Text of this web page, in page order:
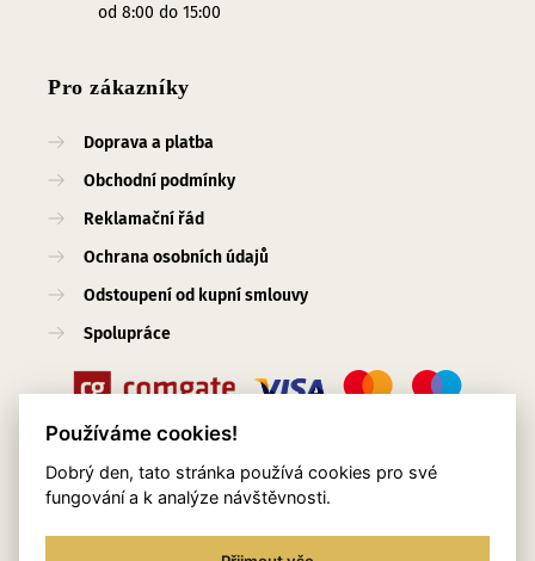
od 8:00 do 15:00
Pro zákazníky
Doprava a platba
Obchodní podmínky
Reklamační řád
Ochrana osobních údajů
Odstoupení od kupní smlouvy
Spolupráce
Užitečné odkazy
O nás
Používáme cookies!
Dobrý den, tato stránka používá cookies pro své
fungování a k analýze návštěvnosti.